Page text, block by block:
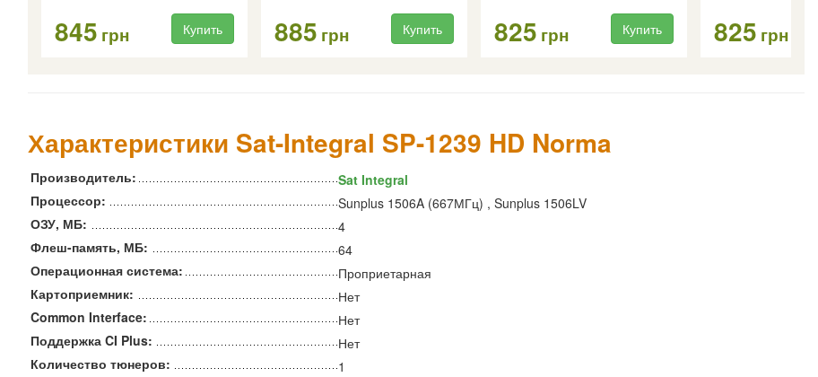
845 грн Купить 885 грн Купить 825 грн Купить 825 грн
Характеристики Sat-Integral SP-1239 HD Norma
Производитель:
Sat Integral
Процессор:
Sunplus 1506A (667МГц) , Sunplus 1506LV
ОЗУ, МБ:
4
Флеш-память, МБ:
64
Операционная система:
Проприетарная
Картоприемник:
Нет
Common Interface:
Нет
Поддержка CI Plus:
Нет
Количество тюнеров:
1